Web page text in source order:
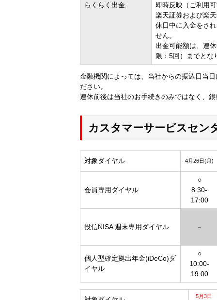
らくらく出金
即時反映（ご利用
楽天証券および楽
休日中に入金をさ
せん。
出金可能額は、連
限：5回）までとな
金融機関によっては、当社からの振込日当
ださい。
連休前後は当社のお手続きのみではなく、
カスタマーサービスセン
対象ダイヤル 4月26日(月)
会員専用ダイヤル
○
8:30-
17:00
投信NISA 週末専用ダイヤル －
個人型確定拠出年金(iDeCo)ダ
イヤル
○
10:00-
19:00
5月3日